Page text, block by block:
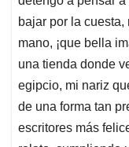
bajar por la
mano, ¡que bella
una tienda donde
egipcio, mi nariz
de una forma tan
escritores más